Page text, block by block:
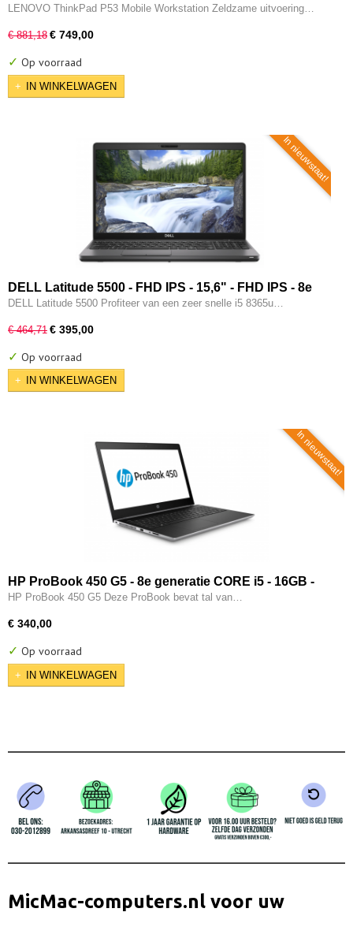
CORE - 16GB - 256GB SSD - 2x Thunderbolt - Nvidia
LENOVO ThinkPad P53 Mobile Workstation Zeldzame uitvoering…
€ 881,18 € 749,00
✓ Op voorraad
IN WINKELWAGEN
In nieuwstaat!
DELL Latitude 5500 - FHD IPS - 15,6" - FHD IPS - 8e
generatie i5 - 16GB - 256GB SSD - Type-C - Intel UHD -
DELL Latitude 5500 Profiteer van een zeer snelle i5 8365u…
€ 464,71 € 395,00
✓ Op voorraad
IN WINKELWAGEN
In nieuwstaat!
HP ProBook 450 G5 - 8e generatie CORE i5 - 16GB -
256GB SSD - USB 3.0/c - Intel UHD - W11 Pro
HP ProBook 450 G5 Deze ProBook bevat tal van…
€ 340,00
✓ Op voorraad
IN WINKELWAGEN
MicMac-computers.nl voor uw